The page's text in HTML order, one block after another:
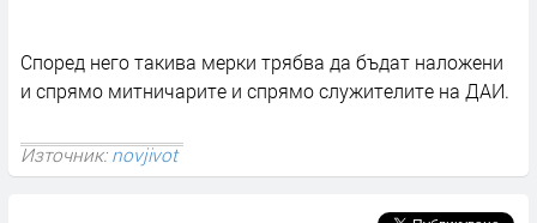
Според него такива мерки трябва да бъдат наложени
и спрямо митничарите и спрямо служителите на ДАИ.
Източник:novjivot